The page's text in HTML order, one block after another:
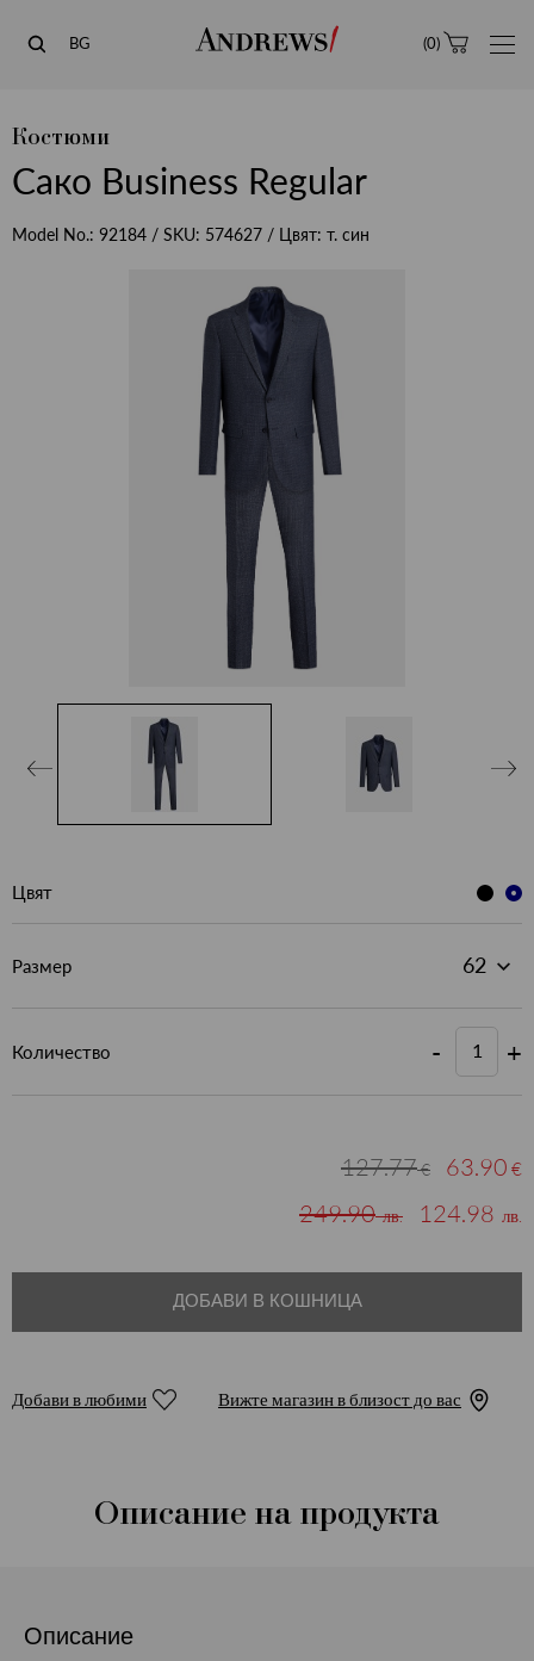
Andrews
BG (0)
Костюми
Сако Business Regular
Model No.: 92184 / SKU: 574627 / Цвят: т. син
Цвят
Размер
Количество - +
127.77€ 63.90 €
249.90лв. 124.98 лв.
ДОБАВИ В КОШНИЦА
Добави в любими Вижте магазин в близост до вас
Описание на продукта
Описание